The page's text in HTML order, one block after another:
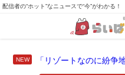
配信者の“ホット”なニュースで“今”がわかる！
「リゾートなのに紛争